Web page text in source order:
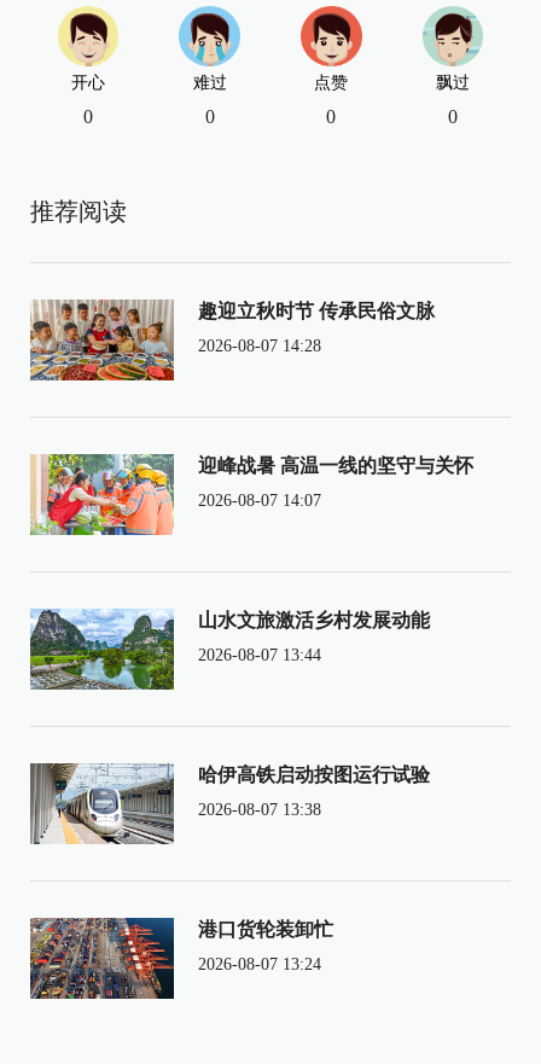
开心
0
难过
0
点赞
0
飘过
0
推荐阅读
趣迎立秋时节 传承民俗文脉
2026-08-07 14:28
迎峰战暑 高温一线的坚守与关怀
2026-08-07 14:07
山水文旅激活乡村发展动能
2026-08-07 13:44
哈伊高铁启动按图运行试验
2026-08-07 13:38
港口货轮装卸忙
2026-08-07 13:24